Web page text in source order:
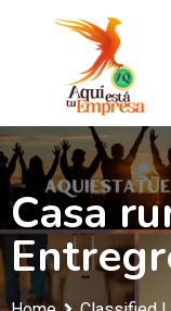
Casa